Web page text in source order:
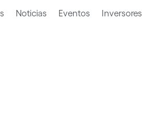
Noticias Eventos Inversores